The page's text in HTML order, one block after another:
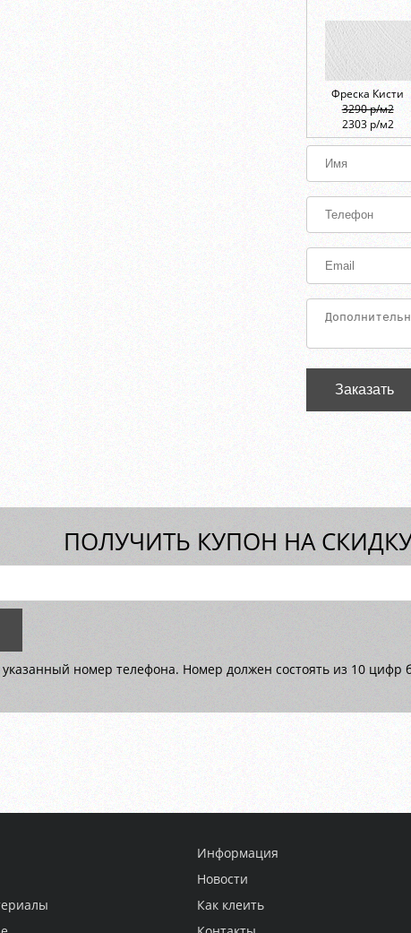
Фреска Кисти
3290 р/м2
2303 р/м2
Заказать
ПОЛУЧИТЬ КУПОН НА СКИДКУ
номер телефона. Номер должен состоять из 10 цифр
Информация
Новости
Как клеить